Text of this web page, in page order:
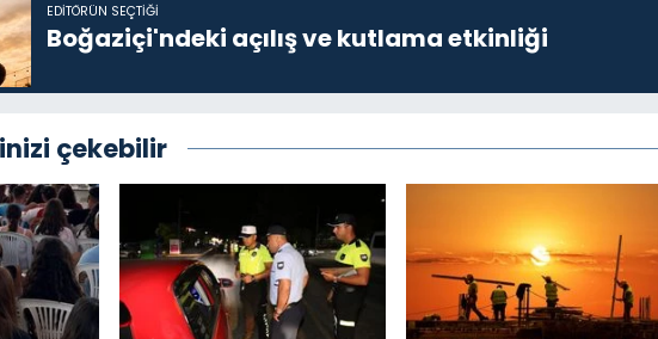
EDITÖRÜN SEÇTIĞI
Boğaziçi'ndeki açılış ve kutlama etkinliği
çekebilir